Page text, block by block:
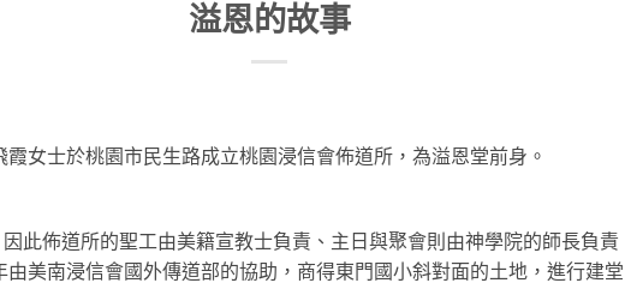
溢恩的故事
女士於桃園市民生路成立桃園浸信會佈道所，為溢恩堂前身。
此佈道所的聖工由美籍宣教士負責、主日與聚會則由神學院的師長負
美南浸信會國外傳道部的協助，商得東門國小斜對面的土地，進行建